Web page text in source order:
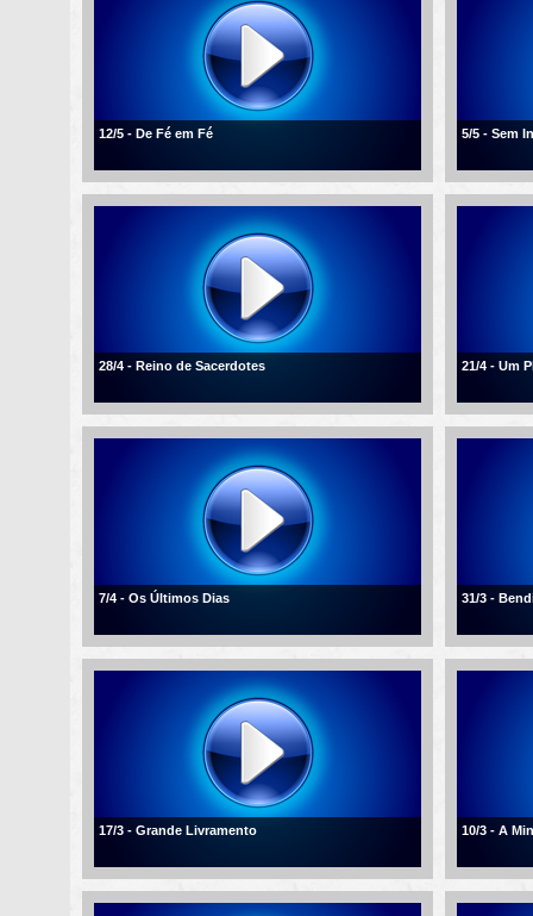
12/5 - De Fé em Fé 5/5 - Sem
28/4 - Reino de Sacerdotes 21/4 - Um
7/4 - Os Últimos Dias 31/3 -
17/3 - Grande Livramento 10/3 - A